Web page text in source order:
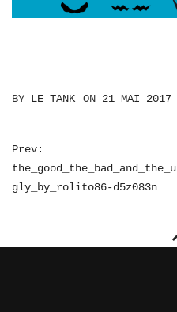
BY LE TANK ON 21 MAI 2017
NAVIGATION
DE
Prev:
the_good_the_bad_and_the_u
gly_by_rolito86-d5z083n